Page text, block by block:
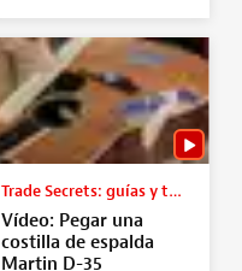
Trade Secrets: guías y tutoriales
Vídeo: Pegar una
costilla de espalda
Martin D-35